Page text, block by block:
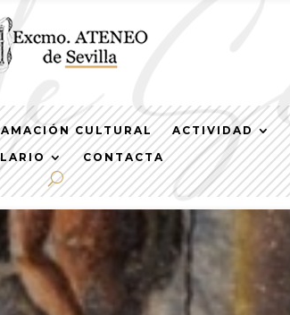
CULTURAL ACTIVIDAD
CONTACTA